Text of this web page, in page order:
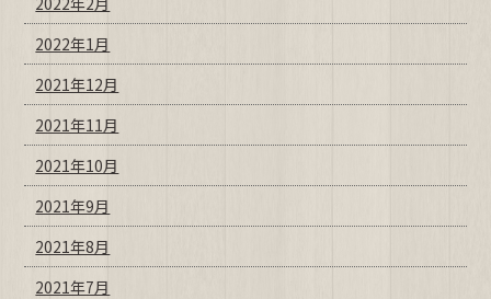
2022年1月
2021年12月
2021年11月
2021年10月
2021年9月
2021年8月
2021年7月